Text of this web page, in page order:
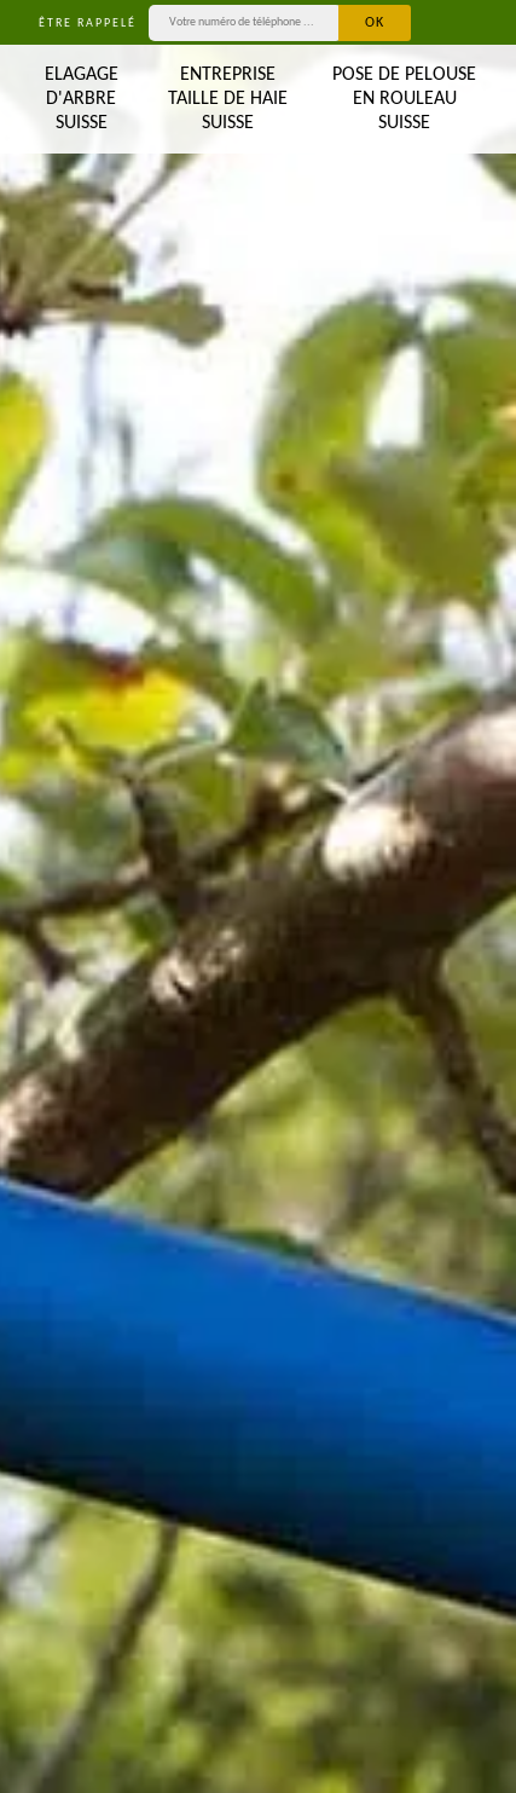
ÊTRE RAPPELÉ
ELAGAGE
D'ARBRE
SUISSE
ENTREPRISE
TAILLE DE HAIE
SUISSE
POSE DE PELOUSE
EN ROULEAU
SUISSE